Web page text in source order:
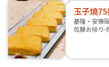
玉子燒
基隆・安樂區
佐藤お帰り-